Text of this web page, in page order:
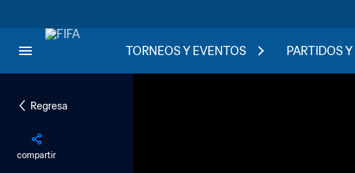
TORNEOS Y EVENTOS PARTIDOS
Regresa
compartir